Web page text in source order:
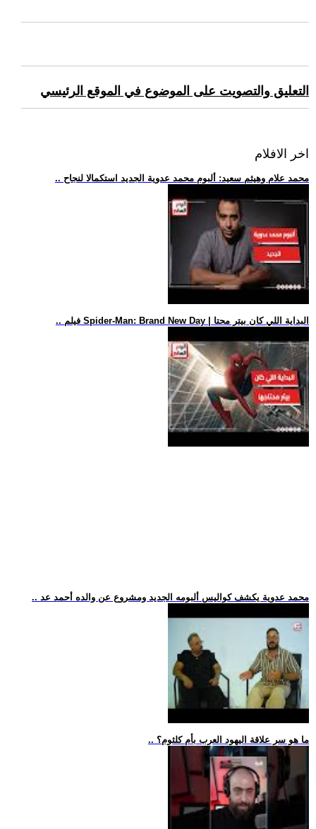
التعليق والتصويت على الموضوع في الموقع الرئيسي
اخر الافلام
.. محمد علام وهيثم سعيد: ألبوم محمد عدوية الجديد استكمالا لنجاح
.. فيلم Spider-Man: Brand New Day | البداية اللي كان بيتر محتا
.. محمد عدوية يكشف كواليس ألبومه الجديد ومشروع عن والده أحمد عد
.. ما هو سر علاقة اليهود العرب بأم كلثوم؟